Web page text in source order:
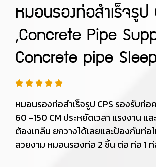
หมอนรองท่อสำเร็จรูป
,Concrete Pipe
Concrete pipe
หมอนรองท่อสำเร็จรูป CPS รองรับท่
60 -150 CM ประหยัดเวลา แรงงาน แล
ต้องเทลีน ยกวางได้เลยและป้องกันท่อ
สวยงาม หมอนรองท่อ 2 ชิ้น ต่อ ท่อ 1